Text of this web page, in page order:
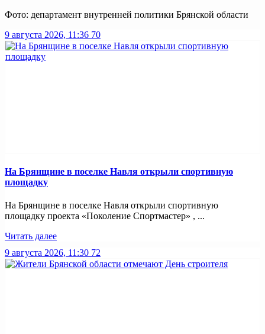
Фото: департамент внутренней политики Брянской области
9 августа 2026, 11:36 70
На Брянщине в поселке Навля открыли спортивную
площадку
На Брянщине в поселке Навля открыли спортивную
площадку проекта «Поколение Спортмастер» , ...
Читать далее
9 августа 2026, 11:30 72